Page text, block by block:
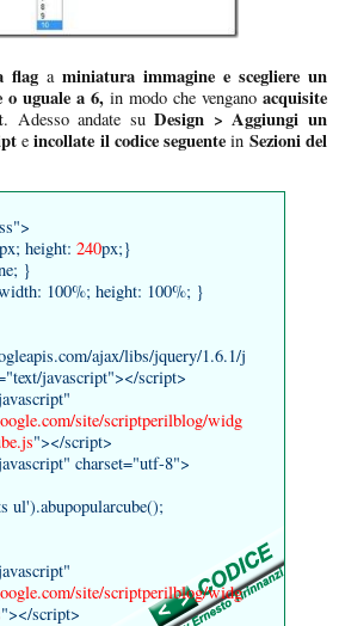
flag aminiatura immagine e scegliere un
o uguale a 6, in modo che vengano acquisite
. Adesso andate suDesign > Aggiungi un
eincollate il codice seguente in Sezioni del
px; height: 240px;}
}
100%; height: 100%; }
ajax/libs/jquery/1.6.1/j
javascript"></script>
site/scriptperilblog/widg
"></script>
charset="utf-8">
site/scriptperilblog/widg
"></script>